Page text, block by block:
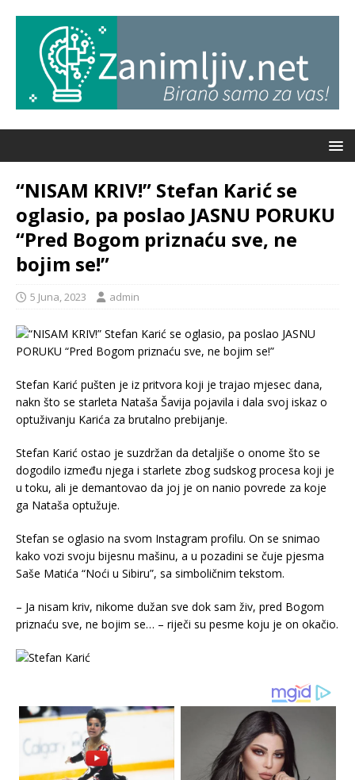
“NISAM KRIV!” Stefan Karić se
oglasio, pa poslao JASNU PORUKU
“Pred Bogom priznaću sve, ne
bojim se!”
5 Juna, 2023 admin
Stefan Karić pušten je iz pritvora koji je trajao mjesec dana,
nakn što se starleta Nataša Šavija pojavila i dala svoj iskaz o
optuživanju Karića za brutalno prebijanje.
Stefan Karić ostao je suzdržan da detaljiše o onome što se
dogodilo između njega i starlete zbog sudskog procesa koji je
u toku, ali je demantovao da joj je on nanio povrede za koje
ga Nataša optužuje.
Stefan se oglasio na svom Instagram profilu. On se snimao
kako vozi svoju bijesnu mašinu, a u pozadini se čuje pjesma
Saše Matića “Noći u Sibiru”, sa simboličnim tekstom.
– Ja nisam kriv, nikome dužan sve dok sam živ, pred Bogom
priznaću sve, ne bojim se… – riječi su pesme koju je on okačio.